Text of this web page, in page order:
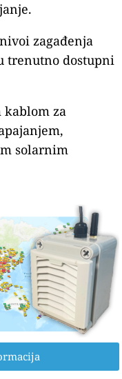
zagađenja
trenutno dostupni
kablom za
solarnim